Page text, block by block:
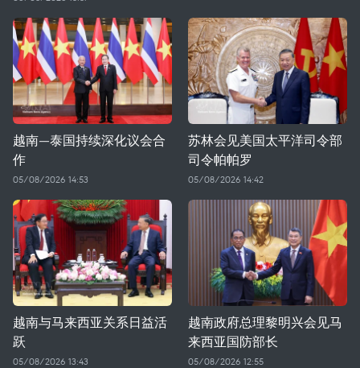
越南—泰国持续深化议会合
作
05/08/2026 14:53
苏林会见美国太平洋司令部
司令帕帕罗
05/08/2026 14:42
越南与马来西亚关系日益活
跃
05/08/2026 13:43
越南政府总理黎明兴会见马
来西亚国防部长
05/08/2026 12:55